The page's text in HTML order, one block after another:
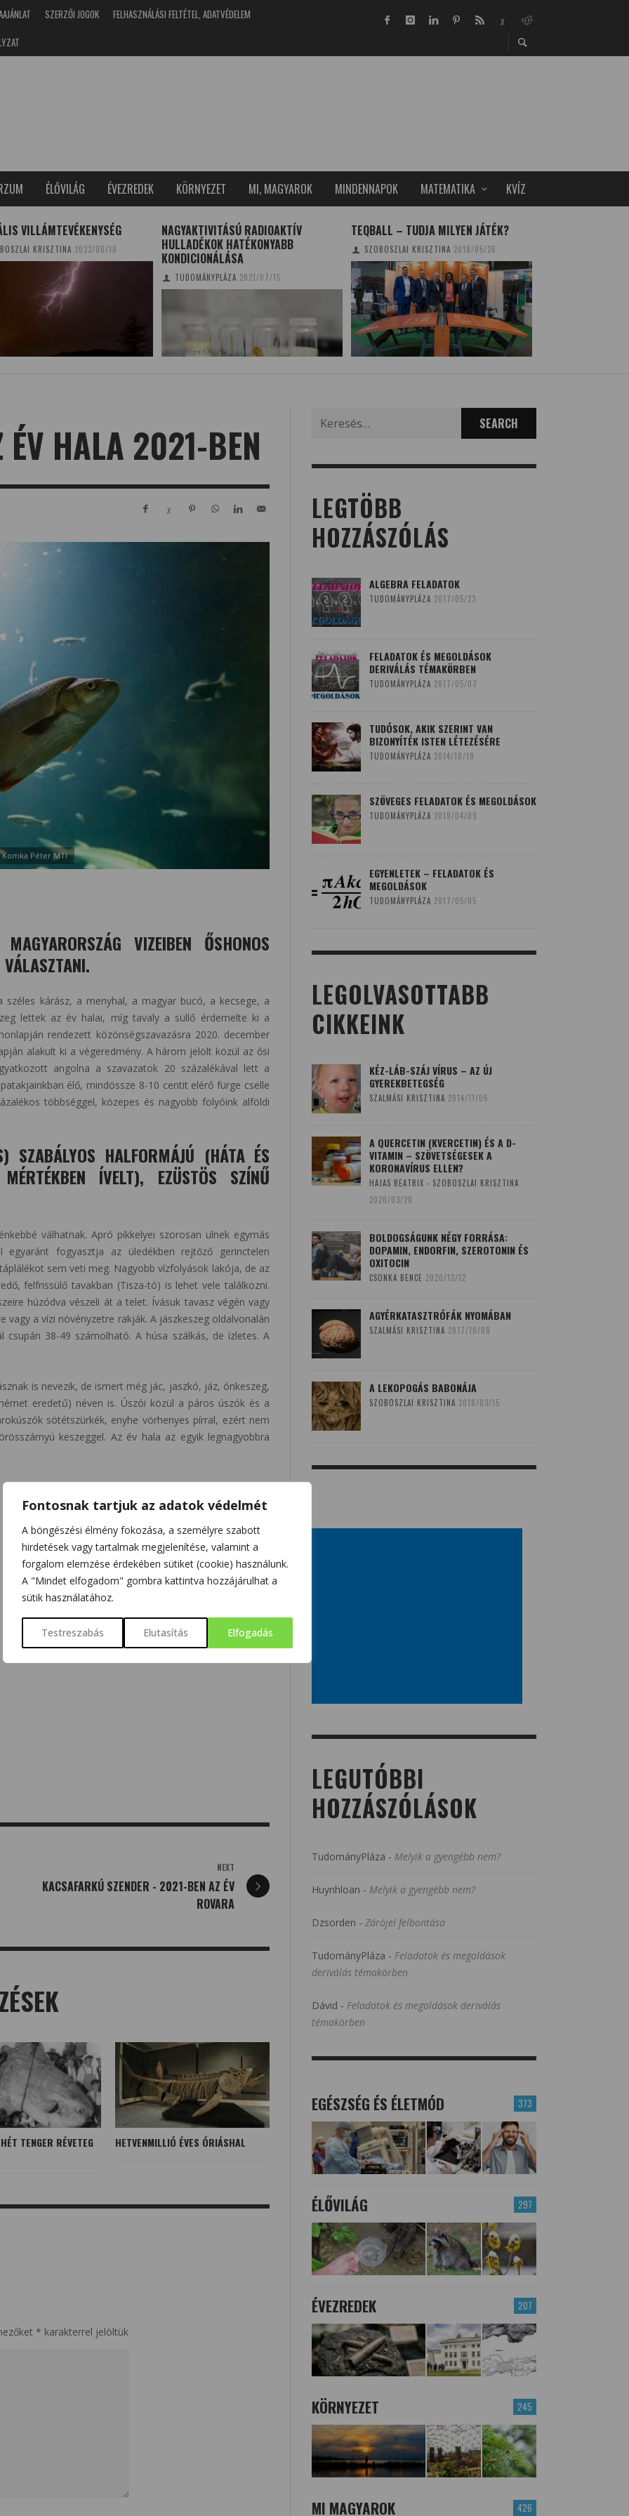
Fontosnak tartjuk az adatok védelmét
A böngészési élmény fokozása, a személyre szabott
hirdetések vagy tartalmak megjelenítése, valamint a
forgalom elemzése érdekében sütiket (cookie) használunk.
A "Mindet elfogadom" gombra kattintva hozzájárulhat a
sütik használatához.
Testreszabás Elutasítás Elfogadás
SZERZŐI JOGOK
FELHASZNÁLÁSI FELTÉTEL, ADATVÉDELEM
ÉLŐVILÁG ÉVEZREDEK KÖRNYEZET MI, MAGYAROK MINDENNAPOK MATEMATIKA KVÍZ
VILLÁMTEVÉKENYSÉG
KRISZTINA 2023/06/10
NAGYAKTIVITÁSÚ RADIOAKTÍV
HULLADÉKOK HATÉKONYABB
KONDICIONÁLÁSA
TUDOMÁNYPLÁZA 2021/07/15
TEQBALL – TUDJA MILYEN JÁTÉK?
SZOBOSZLAI KRISZTINA 2018/05/26
ÉV HALA 2021-BEN
Komka Péter MTI
VIZEIBEN ŐSHONOS
VÁLASZTANI.
kárász, a menyhal, a magyar bucó, a kecsege, a
lettek az év halai, míg tavaly a süllő érdemelte ki a
rendezett közönségszavazásra 2020. december
alakult ki a végeredmény. A három jelölt közül az ősi
angolna a szavazatok 20 százalékával lett a
élő, mindössze 8-10 centit elérő fürge cselle
többséggel, közepes és nagyobb folyóink alföldi
SZABÁLYOS HALFORMÁJÚ (HÁTA ÉS
ÍVELT), EZÜSTÖS SZÍNŰ
válhatnak. Apró pikkelyei szorosan ülnek egymás
fogyasztja az üledékben rejtőző gerinctelen
sem veti meg. Nagyobb vízfolyások lakója, de az
felfrissülő tavakban (Tisza-tó) is lehet vele találkozni.
húzódva vészeli át a telet. Ívásuk tavasz végén vagy
a vízi növényzetre rakják. A jászkeszeg oldalvonalán
38-49 számolható. A húsa szálkás, de ízletes. A
is nevezik, de ismert még jác, jaszkó, jáz, ónkeszeg,
eredetű) néven is. Úszói közül a páros úszók és a
sötétszürkék, enyhe vörhenyes pírral, ezért nem
keszeggel. Az év hala az egyik legnagyobbra
NEXT
KACSAFARKÚ SZENDER - 2021-BEN AZ ÉV
ROVARA
TENGER RÉVETEG
HETVENMILLIÓ ÉVES ÓRIÁSHAL
* karakterrel jelöltük
for:
LEGTÖBB
HOZZÁSZÓLÁS
ALGEBRA FELADATOK
TUDOMÁNYPLÁZA 2017/05/23
FELADATOK ÉS MEGOLDÁSOK
DERIVÁLÁS TÉMAKÖRBEN
TUDOMÁNYPLÁZA 2017/05/07
TUDÓSOK, AKIK SZERINT VAN
BIZONYÍTÉK ISTEN LÉTEZÉSÉRE
TUDOMÁNYPLÁZA 2014/10/19
SZÖVEGES FELADATOK ÉS MEGOLDÁSOK
TUDOMÁNYPLÁZA 2019/04/09
EGYENLETEK – FELADATOK ÉS
MEGOLDÁSOK
TUDOMÁNYPLÁZA 2017/05/05
LEGOLVASOTTABB
CIKKEINK
KÉZ-LÁB-SZÁJ VÍRUS – AZ ÚJ
GYEREKBETEGSÉG
SZALMÁSI KRISZTINA 2014/11/05
A QUERCETIN (KVERCETIN) ÉS A D-
VITAMIN – SZÖVETSÉGESEK A
KORONAVÍRUS ELLEN?
HAJAS BEATRIX - SZOBOSZLAI KRISZTINA
2020/03/20
BOLDOGSÁGUNK NÉGY FORRÁSA:
DOPAMIN, ENDORFIN, SZEROTONIN ÉS
OXITOCIN
CSONKA BENCE 2020/12/12
AGYÉRKATASZTRÓFÁK NYOMÁBAN
SZALMÁSI KRISZTINA 2017/10/08
A LEKOPOGÁS BABONÁJA
SZOBOSZLAI KRISZTINA 2018/03/15
LEGUTÓBBI
HOZZÁSZÓLÁSOK
TudományPláza - Melyik a gyengébb nem?
Huynhloan - Melyik a gyengébb nem?
Dzsorden - Zárójel felbontása
TudományPláza - Feladatok és megoldások
deriválás témakörben
Dávid - Feladatok és megoldások deriválás
témakörben
373
EGÉSZSÉG ÉS ÉLETMÓD
297
ÉLŐVILÁG
207
ÉVEZREDEK
245
KÖRNYEZET
426
MI MAGYAROK